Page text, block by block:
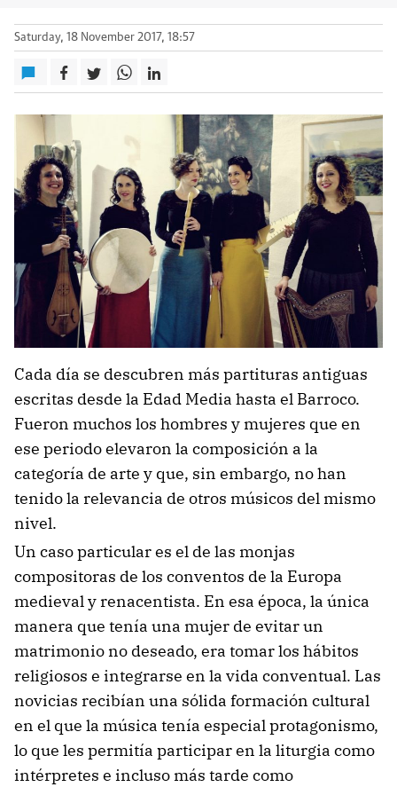
Saturday, 18 November 2017, 18:57
Cada día se descubren más partituras antiguas
escritas desde la Edad Media hasta el Barroco.
Fueron muchos los hombres y mujeres que en
ese periodo elevaron la composición a la
categoría de arte y que, sin embargo, no han
tenido la relevancia de otros músicos del mismo
nivel.
Un caso particular es el de las monjas
compositoras de los conventos de la Europa
medieval y renacentista. En esa época, la única
manera que tenía una mujer de evitar un
matrimonio no deseado, era tomar los hábitos
religiosos e integrarse en la vida conventual. Las
novicias recibían una sólida formación cultural
en el que la música tenía especial protagonismo,
lo que les permitía participar en la liturgia como
intérpretes e incluso más tarde como